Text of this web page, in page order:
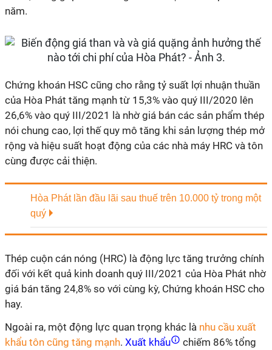
năm.
Chứng khoán HSC cũng cho rằng tỷ suất lợi nhuận thuần
của Hòa Phát tăng mạnh từ 15,3% vào quý III/2020 lên
26,6% vào quý III/2021 là nhờ giá bán các sản phẩm thép
nói chung cao, lợi thế quy mô tăng khi sản lượng thép mở
rộng và hiệu suất hoạt động của các nhà máy HRC và tôn
cùng được cải thiện.
Hòa Phát lần đầu lãi sau thuế trên 10.000 tỷ trong một
quý
Thép cuộn cán nóng (HRC) là động lực tăng trưởng chính
đối với kết quả kinh doanh quý III/2021 của Hòa Phát nhờ
giá bán tăng 24,8% so với cùng kỳ, Chứng khoán HSC cho
hay.
Ngoài ra, một động lực quan trọng khác là nhu cầu xuất
khẩu tôn cũng tăng mạnh. Xuất khẩu chiếm 86% tổng